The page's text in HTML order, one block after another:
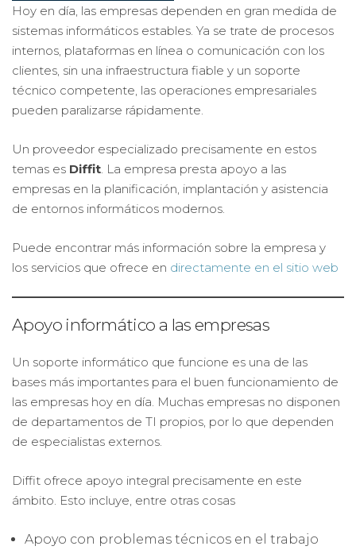
Hoy en día, las empresas dependen en gran medida de
sistemas informáticos estables. Ya se trate de procesos
internos, plataformas en línea o comunicación con los
clientes, sin una infraestructura fiable y un soporte
técnico competente, las operaciones empresariales
pueden paralizarse rápidamente.
Un proveedor especializado precisamente en estos
temas es Diffit. La empresa presta apoyo a las
empresas en la planificación, implantación y asistencia
de entornos informáticos modernos.
Puede encontrar más información sobre la empresa y
los servicios que ofrece en directamente en el sitio web
Apoyo informático a las empresas
Un soporte informático que funcione es una de las
bases más importantes para el buen funcionamiento de
las empresas hoy en día. Muchas empresas no disponen
de departamentos de TI propios, por lo que dependen
de especialistas externos.
Diffit ofrece apoyo integral precisamente en este
ámbito. Esto incluye, entre otras cosas
Apoyo con problemas técnicos en el trabajo